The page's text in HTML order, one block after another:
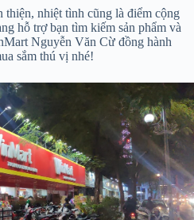
thiện, nhiệt tình cũng là điểm cộng
hỗ trợ bạn tìm kiếm sản phẩm và
Nguyễn Văn Cừ đồng hành
sắm thú vị nhé!